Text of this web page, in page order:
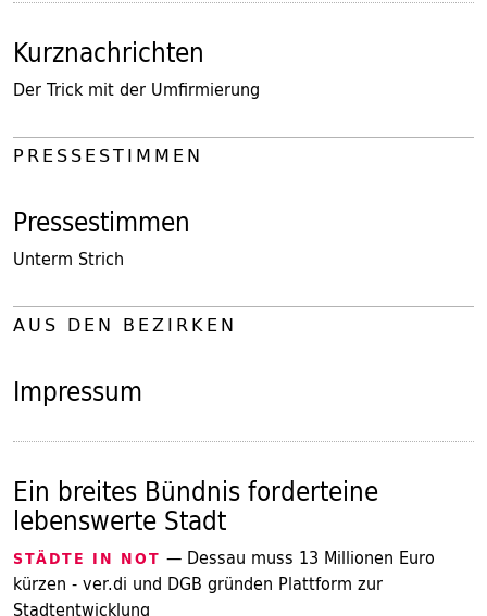
Kurznachrichten
Der Trick mit der Umfirmierung
PRESSESTIMMEN
Pressestimmen
Unterm Strich
AUS DEN BEZIRKEN
Impressum
Ein breites Bündnis forderteine
lebenswerte Stadt
STÄDTE IN NOT — Dessau muss 13 Millionen Euro
kürzen - ver.di und DGB gründen Plattform zur
Stadtentwicklung